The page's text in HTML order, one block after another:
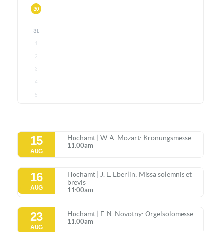
30
31
1
2
3
4
5
15
AUG
Hochamt | W. A. Mozart: Krönungsmesse
11:00am
16
AUG
Hochamt | J. E. Eberlin: Missa solemnis et
brevis
11:00am
23
AUG
Hochamt | F. N. Novotny: Orgelsolomesse
11:00am